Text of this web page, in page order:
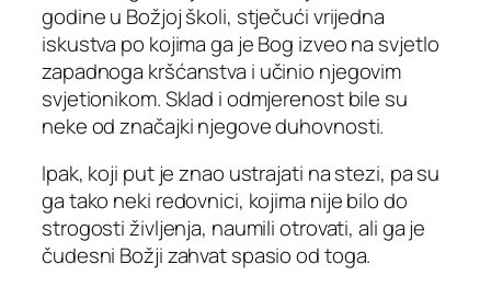
godine u Božjoj školi, stječući vrijedna
iskustva po kojima ga je Bog izveo na svjetlo
zapadnoga kršćanstva i učinio njegovim
svjetionikom. Sklad i odmjerenost bile su
neke od značajki njegove duhovnosti.
Ipak, koji put je znao ustrajati na stezi, pa su
ga tako neki redovnici, kojima nije bilo do
strogosti življenja, naumili otrovati, ali ga je
čudesni Božji zahvat spasio od toga.